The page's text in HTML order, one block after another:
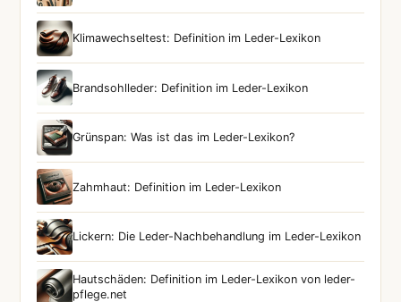
Klimawechseltest: Definition im Leder-Lexikon
Brandsohlleder: Definition im Leder-Lexikon
Grünspan: Was ist das im Leder-Lexikon?
Zahmhaut: Definition im Leder-Lexikon
Lickern: Die Leder-Nachbehandlung im Leder-Lexikon
Hautschäden: Definition im Leder-Lexikon von leder-
pflege.net